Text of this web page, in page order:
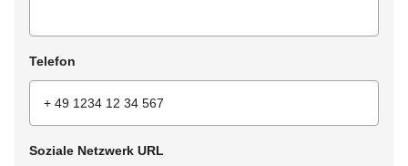
Telefon
Soziale Netzwerk URL